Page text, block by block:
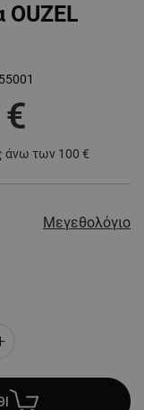
OUZEL
άνω των 100 €
Μεγεθολόγιο